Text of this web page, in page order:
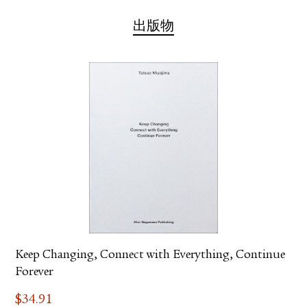
出版物
Keep Changing, Connect with Everything, Continue
Forever
$34.91